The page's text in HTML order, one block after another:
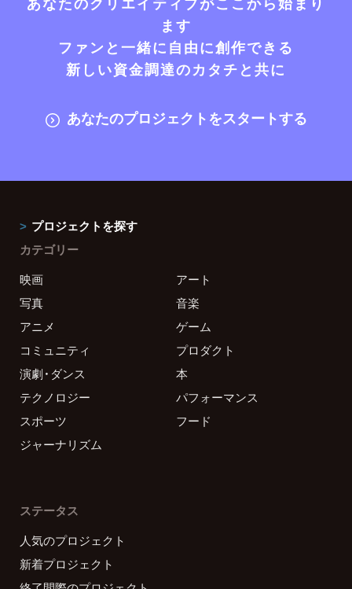
ます
ファンと一緒に自由に創作できる
新しい資金調達のカタチと共に
あなたのプロジェクトをスタートする
プロジェクトを探す
カテゴリー
映画
アート
写真
音楽
アニメ
ゲーム
コミュニティ
プロダクト
演劇・ダンス
本
テクノロジー
パフォーマンス
スポーツ
フード
ジャーナリズム
ステータス
人気のプロジェクト
新着プロジェクト